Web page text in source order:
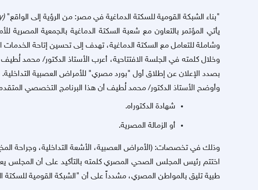
"بناء الشبكة القومية للسكتة الدماغية في مصر: من الرؤية إلى الواقع"(
يأتي المؤتمر بالتعاون مع شعبة السكتة الدماغية بالجمعية المصرية
وشاملة للتعامل مع السكتة الدماغية، تهدف إلى تحسين إتاحة الخدمات
وخلال كلمته في الجلسة الافتتاحية، أعرب الأستاذ الدكتور/ محمد لُطيف
بصدد الإعلان عن إطلاق أول "بورد مصري" للأمراض العصبية التداخلية.
وأوضح الأستاذ الدكتور/ محمد لُطيف أن هذا البرنامج التخصصي
شهادة الدكتوراه.
أو الزمالة المصرية.
وذلك في تخصصات: (الأمراض العصبية، الأشعة التداخلية، وجراحة
اختتم رئيس المجلس الصحي المصري كلمته بالتأكيد على أن المجلس
طبية تليق بالمواطن المصري، مشدداً على أن "الشبكة القومية للسكتة